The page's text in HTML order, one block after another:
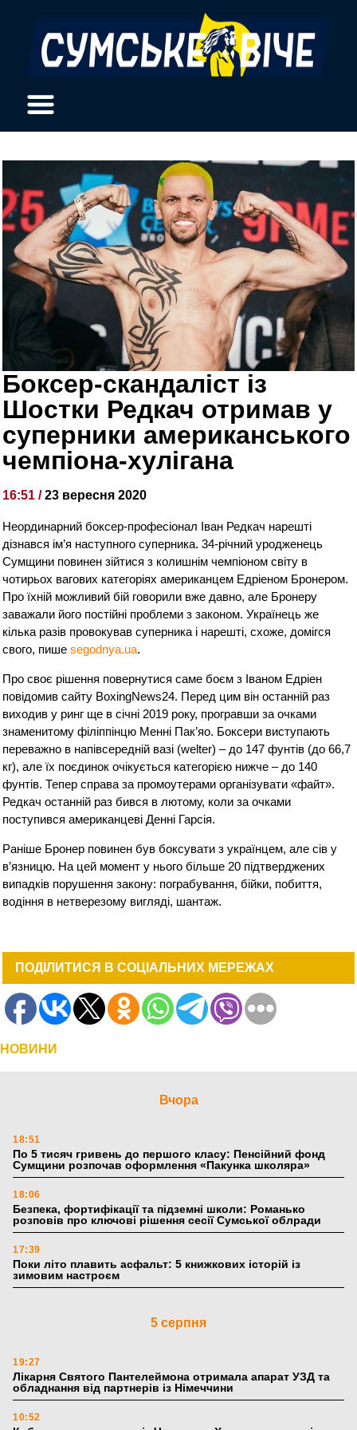
Боксер-скандаліст із
Шостки Редкач отримав у
суперники американського
чемпіона-хулігана
16:51 /23 вересня 2020
Неординарний боксер-професіонал Іван Редкач нарешті
дізнався ім’я наступного суперника. 34-річний уродженець
Сумщини повинен зійтися з колишнім чемпіоном світу в
чотирьох вагових категоріях американцем Едріеном Бронером.
Про їхній можливий бій говорили вже давно, але Бронеру
заважали його постійні проблеми з законом. Українець же
кілька разів провокував суперника і нарешті, схоже, домігся
свого, пишеsegodnya.ua.
Про своє рішення повернутися саме боєм з Іваном Едріен
повідомив сайту BoxingNews24. Перед цим він останній раз
виходив у ринг ще в січні 2019 року, програвши за очками
знаменитому філіппінцю Менні Пак’яо. Боксери виступають
переважно в напівсередній вазі (welter) – до 147 фунтів (до 66,7
кг), але їх поєдинок очікується категорією нижче – до 140
фунтів. Тепер справа за промоутерами організувати «файт».
Редкач останній раз бився в лютому, коли за очками
поступився американцеві Денні Гарсія.
Раніше Бронер повинен був боксувати з українцем, але сів у
в’язницю. На цей момент у нього більше 20 підтверджених
випадків порушення закону: пограбування, бійки, побиття,
водіння в нетверезому вигляді, шантаж.
ПОДІЛИТИСЯ В СОЦІАЛЬНИХ МЕРЕЖАХ
НОВИНИ
Вчора
18:51
По 5 тисяч гривень до першого класу: Пенсійний фонд
Сумщини розпочав оформлення «Пакунка школяра»
18:06
Безпека, фортифікації та підземні школи: Романько
розповів про ключові рішення сесії Сумської облради
17:39
Поки літо плавить асфальт: 5 книжкових історій із
зимовим настроєм
5 серпня
19:27
Лікарня Святого Пантелеймона отримала апарат УЗД та
обладнання від партнерів із Німеччини
10:52